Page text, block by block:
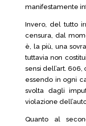
manifestamente
Invero, del tutto
censura, dal
è, la più, una
tuttavia non
sensi dell’art.
essendo in ogni
svolta dagli
violazione
Quanto al